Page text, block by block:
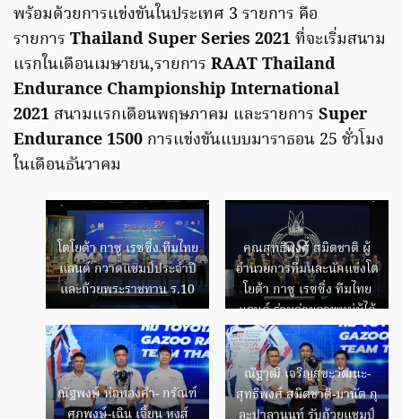
พร้อมด้วยการแข่งขันในประเทศ 3 รายการ คือ
รายการ Thailand Super Series 2021ที่จะเริ่มสนาม
แรกในเดือนเมษายน,รายการ RAAT Thailand
Endurance Championship International
2021 สนามแรกเดือนพฤษภาคม และรายการ Super
Endurance 1500 การแข่งขันแบบมาราธอน 25 ชั่วโมง
ในเดือนธันวาคม
โตโยต้า กาซู เรซซิ่ง ทีมไทย
แลนด์ กวาดแชมป์ประจำปี
และถ้วยพระราชทาน ร.10
คุณสุทธิพงศ์ สมิตชาติ ผู้
อำนวยการทีมและนักแข่งโต
โยต้า กาซู เรซซิ่ง ทีมไทย
แลนด์ ร่วมถ่ายภาพหมู่ผู้ได้
รับรางวัล
ณัฐพงษ์ ห่อทองคำ- กรัณฑ์
ศุภพงษ์-เฉิน เจี้ยน หงส์
ณัฐวุฒิ เจริญสุขะวัฒนะ-
สุทธิพงศ์ สมิตชาติ-มานัต กุ